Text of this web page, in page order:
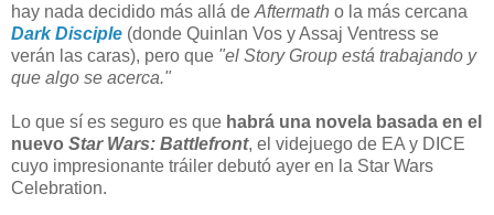
hay nada decidido más allá de Aftermath o la más cercana
Dark Disciple (donde Quinlan Vos y Assaj Ventress se
verán las caras), pero que "el Story Group está trabajando y
que algo se acerca."
Lo que sí es seguro es que habrá una novela basada en el
nuevo Star Wars: Battlefront, el videjuego de EA y DICE
cuyo impresionante tráiler debutó ayer en la Star Wars
Celebration.